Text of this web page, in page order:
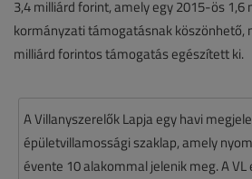
3,4 milliárd forint, amely egy 2015-ös 1,6
kormányzati támogatásnak köszönhető,
milliárd forintos támogatás egészített ki.
A Villanyszerelők Lapja egy havi
épületvillamossági szaklap, amely
évente 10 alakommal jelenik meg. A VL